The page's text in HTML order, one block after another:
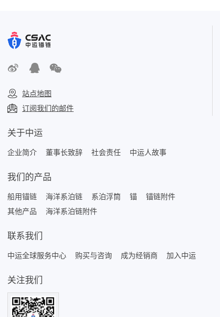
站点地图
订阅我们的邮件
关于中运
企业简介 董事长致辞 社会责任 中运人故事
我们的产品
船用锚链 海洋系泊链 系泊浮筒 锚
锚链附件
其他产品
海洋系泊链附件
联系我们
中运全球服务中心 购买与咨询 成为经销商 加入中运
关注我们